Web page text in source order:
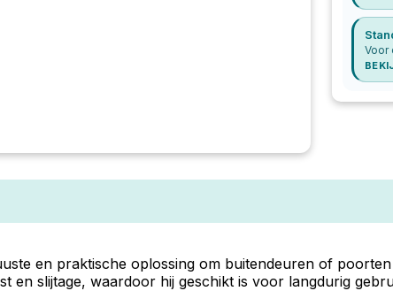
Voor
en praktische oplossing om buitendeuren of
en slijtage, waardoor hij geschikt is voor langdurig